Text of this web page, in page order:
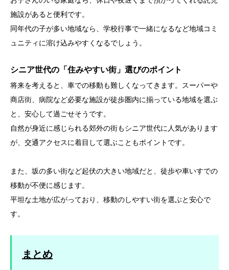
施設があると便利です。
同年代の子が多い地域なら、学校行事で一緒になるなど地域コミ
ュニティに溶け込みやすくなるでしょう。
シニア世代の「住みやすい街」選びのポイント
将来を考えると、車での移動も難しくなってきます。スーパーや
商店街、病院など必要な施設が徒歩圏内に揃っている地域を選ぶ
と、安心して過ごせそうです。
自然が身近に感じられる郊外の街もシニア世代に人気があります
が、交通アクセスに着目して選ぶこともポイントです。
また、坂の多い街など起伏の大きい地域だと、徒歩や車いすでの
移動が不便に感じます。
平坦な土地が広がっており、移動のしやすい街を選ぶと安心で
す。
まとめ